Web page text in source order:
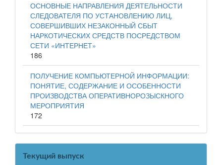
ОСНОВНЫЕ НАПРАВЛЕНИЯ ДЕЯТЕЛЬНОСТИ
СЛЕДОВАТЕЛЯ ПО УСТАНОВЛЕНИЮ ЛИЦ,
СОВЕРШИВШИХ НЕЗАКОННЫЙ СБЫТ
НАРКОТИЧЕСКИХ СРЕДСТВ ПОСРЕДСТВОМ
СЕТИ «ИНТЕРНЕТ»
186
ПОЛУЧЕНИЕ КОМПЬЮТЕРНОЙ ИНФОРМАЦИИ:
ПОНЯТИЕ, СОДЕРЖАНИЕ И ОСОБЕННОСТИ
ПРОИЗВОДСТВА ОПЕРАТИВНОРОЗЫСКНОГО
МЕРОПРИЯТИЯ
172
Текущий выпуск